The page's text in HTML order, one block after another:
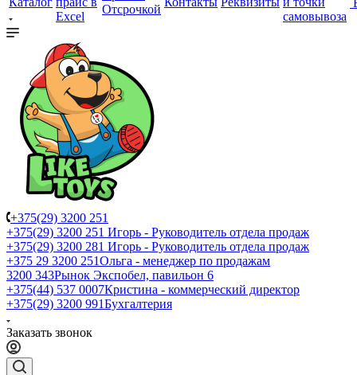
Excel
Отсрочкой
самовывоза
+375(29) 3200 251
+375(29) 3200 251 Игорь - Руководитель отдела продаж
+375(29) 3200 281 Игорь - Руководитель отдела продаж
+З75 29 3200 251Ольга - менеджер по продажам
3200 343Рынок Экспобел, павильон 6
+375(44) 537 0007Кристина - коммерческий директор
+375(29) 3200 991Бухгалтерия
Заказать звонок